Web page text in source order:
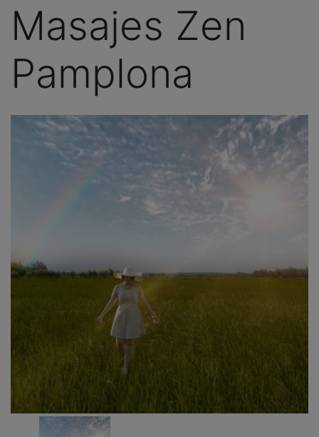
Masajes Zen
Pamplona